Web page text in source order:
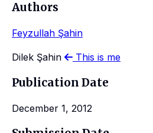
Authors
Feyzullah Şahin
Dilek Şahin This is me
Publication Date
December 1, 2012